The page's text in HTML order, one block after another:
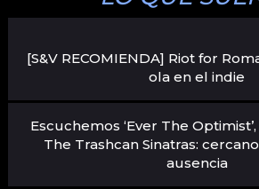
[S&V RECOMIENDA] Riot for
ola en el indie
Escuchemos ‘Ever The
The Trashcan Sinatras:
ausencia